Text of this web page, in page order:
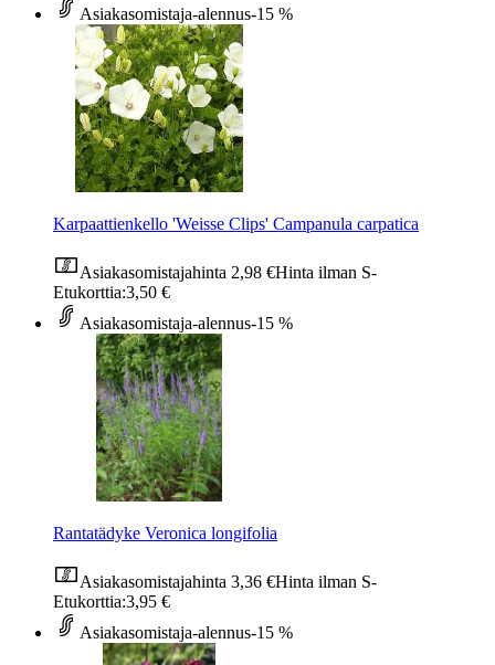
Asiakasomistaja-alennus-15 %
Karpaattienkello 'Weisse Clips' Campanula carpatica
Asiakasomistajahinta 2,98 €Hinta ilman S-
Etukorttia:3,50 €
Asiakasomistaja-alennus-15 %
Rantatädyke Veronica longifolia
Asiakasomistajahinta 3,36 €Hinta ilman S-
Etukorttia:3,95 €
Asiakasomistaja-alennus-15 %